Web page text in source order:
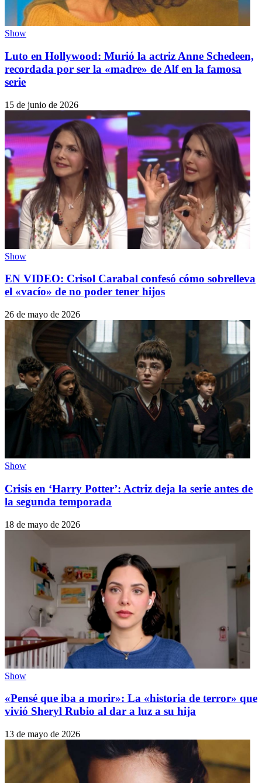
Show
Luto en Hollywood: Murió la actriz Anne Schedeen,
recordada por ser la «madre» de Alf en la famosa
serie
15 de junio de 2026
Show
EN VIDEO: Crisol Carabal confesó cómo sobrelleva
el «vacío» de no poder tener hijos
26 de mayo de 2026
Show
Crisis en ‘Harry Potter’: Actriz deja la serie antes de
la segunda temporada
18 de mayo de 2026
Show
«Pensé que iba a morir»: La «historia de terror» que
vivió Sheryl Rubio al dar a luz a su hija
13 de mayo de 2026